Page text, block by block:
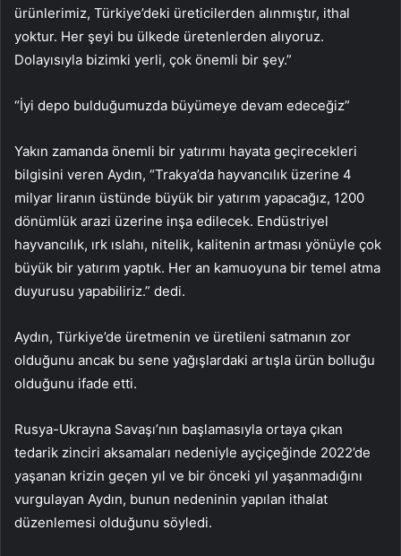
ürünlerimiz, Türkiye’deki üreticilerden alınmıştır, ithal
yoktur. Her şeyi bu ülkede üretenlerden alıyoruz.
Dolayısıyla bizimki yerli, çok önemli bir şey.”
“İyi depo bulduğumuzda büyümeye devam edeceğiz”
Yakın zamanda önemli bir yatırımı hayata geçirecekleri
bilgisini veren Aydın, “Trakya’da hayvancılık üzerine 4
milyar liranın üstünde büyük bir yatırım yapacağız, 1200
dönümlük arazi üzerine inşa edilecek. Endüstriyel
hayvancılık, ırk ıslahı, nitelik, kalitenin artması yönüyle çok
büyük bir yatırım yaptık. Her an kamuoyuna bir temel atma
duyurusu yapabiliriz.” dedi.
Aydın, Türkiye’de üretmenin ve üretileni satmanın zor
olduğunu ancak bu sene yağışlardaki artışla ürün bolluğu
olduğunu ifade etti.
Rusya-Ukrayna Savaşı’nın başlamasıyla ortaya çıkan
tedarik zinciri aksamaları nedeniyle ayçiçeğinde 2022’de
yaşanan krizin geçen yıl ve bir önceki yıl yaşanmadığını
vurgulayan Aydın, bunun nedeninin yapılan ithalat
düzenlemesi olduğunu söyledi.